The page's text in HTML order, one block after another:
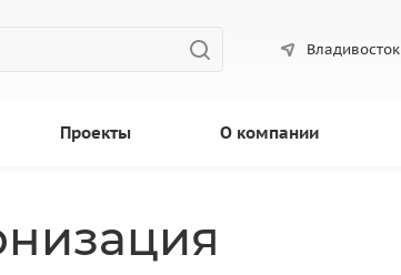
Владивосток
Проекты О компании